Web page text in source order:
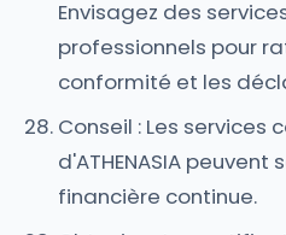
Envisagez des
professionnels pour
conformité et les
Conseil : Les services
d'ATHENASIA
financière continue.